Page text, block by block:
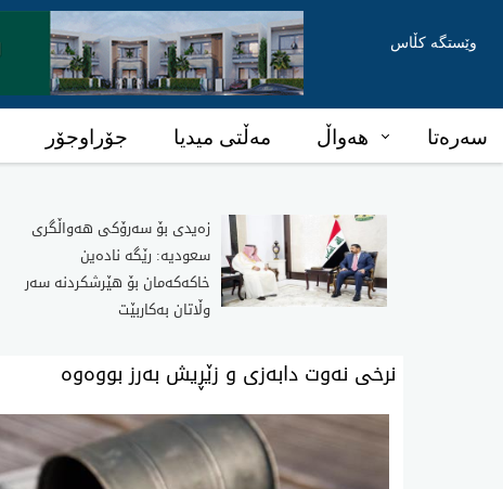
وێستگە کڵاس
سەرەتا هەواڵ مەڵتی میدیا جۆراوجۆر
زەیدی بۆ سەرۆکی هەواڵگری
سعودیە: رێگە نادەین
خاکەکەمان بۆ هێرشکردنە سەر
وڵاتان بەکاربێت
نرخی نه‌وت دابەزی و زێڕیش بەرز بووەوە